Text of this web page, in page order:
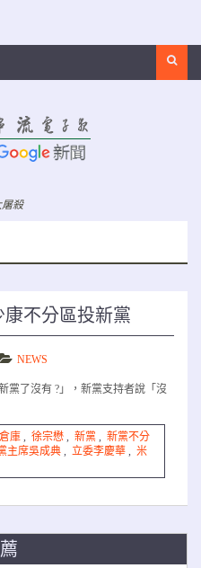
屠殺
不分區投新黨
NEWS
黨了沒有 ?」，新黨支持者說「沒
庫 , 徐宗懋 , 新黨 , 新黨不分
主席吳成典 , 立委李慶華 , 米